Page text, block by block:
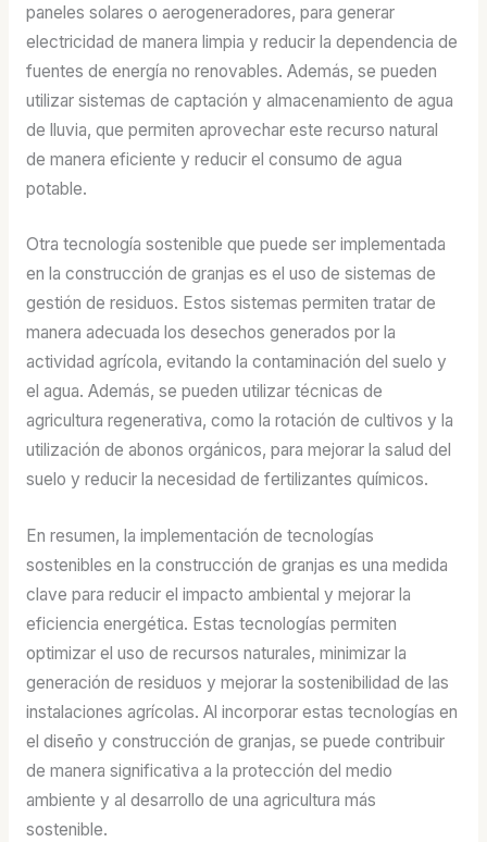
paneles solares o aerogeneradores, para generar
electricidad de manera limpia y reducir la dependencia de
fuentes de energía no renovables. Además, se pueden
utilizar sistemas de captación y almacenamiento de agua
de lluvia, que permiten aprovechar este recurso natural
de manera eficiente y reducir el consumo de agua
potable.
Otra tecnología sostenible que puede ser implementada
en la construcción de granjas es el uso de sistemas de
gestión de residuos. Estos sistemas permiten tratar de
manera adecuada los desechos generados por la
actividad agrícola, evitando la contaminación del suelo y
el agua. Además, se pueden utilizar técnicas de
agricultura regenerativa, como la rotación de cultivos y la
utilización de abonos orgánicos, para mejorar la salud del
suelo y reducir la necesidad de fertilizantes químicos.
En resumen, la implementación de tecnologías
sostenibles en la construcción de granjas es una medida
clave para reducir el impacto ambiental y mejorar la
eficiencia energética. Estas tecnologías permiten
optimizar el uso de recursos naturales, minimizar la
generación de residuos y mejorar la sostenibilidad de las
instalaciones agrícolas. Al incorporar estas tecnologías en
el diseño y construcción de granjas, se puede contribuir
de manera significativa a la protección del medio
ambiente y al desarrollo de una agricultura más
sostenible.